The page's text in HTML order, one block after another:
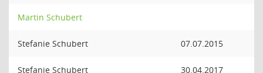
Martin Schubert
Stefanie Schubert 07.07.2015
Stefanie Schubert 30.04.2017